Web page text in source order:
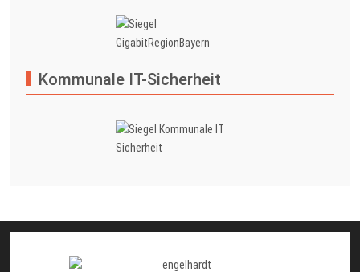
Kommunale IT-Sicherheit